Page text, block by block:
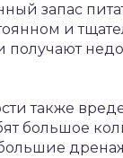
запас
и
получают
также
большое